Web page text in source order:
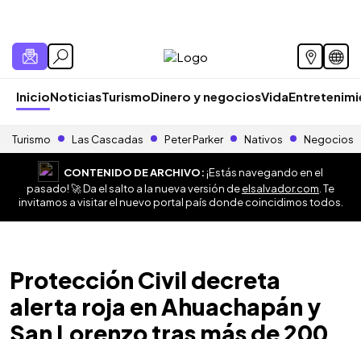
InicioNoticiasTurismoDinero y negociosVida
Turismo Las Cascadas Peter Parker Nativos Negocios
CONTENIDO DE ARCHIVO:¡Estás navegando en el
pasado! 🚀 Da el salto a la nueva versión deelsalvador.com . Te
invitamos a visitar el nuevo portal país donde coincidimos todos.
Protección Civil decreta
alerta roja en Ahuachapán y
San Lorenzo tras más de 200